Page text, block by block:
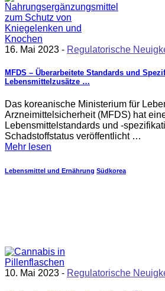
16. Mai 2023 - Regulatorische
MFDS – Überarbeitete Standards und
Lebensmittelzusätze …
Das koreanische Ministerium für
Arzneimittelsicherheit (MFDS) hat
Lebensmittelstandards und -
Schadstoffstatus veröffentlicht …
Mehr lesen
Lebensmittel und Ernährung Südkorea
10. Mai 2023 - Regulatorische